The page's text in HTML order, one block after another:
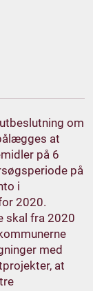
om
at
på 6
på
i
2020.
skal fra 2020
med
at